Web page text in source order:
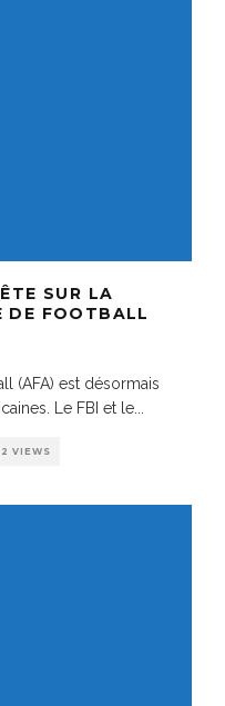
SUR LA
DE FOOTBALL
(AFA) est désormais
Le FBI et le...
2 VIEWS